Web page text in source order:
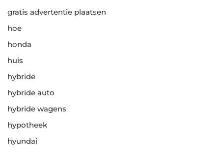
gratis advertentie plaatsen
hoe
honda
huis
hybride
hybride auto
hybride wagens
hypotheek
hyundai